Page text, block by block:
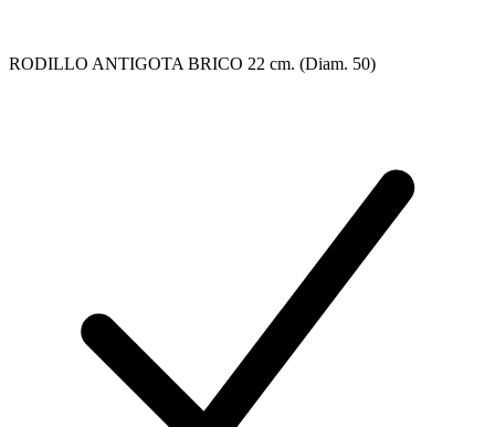
RODILLO ANTIGOTA BRICO 22 cm. (Diam. 50)